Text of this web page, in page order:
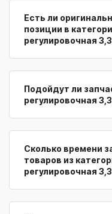
Есть ли
позиции в
регулировочная
Подойдут ли
регулировочная
Сколько времени
товаров из
регулировочная